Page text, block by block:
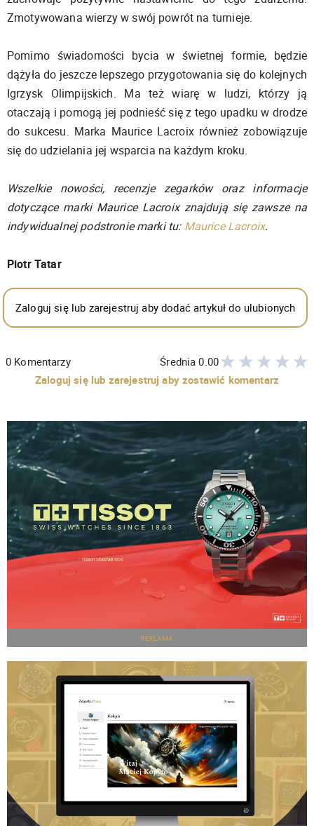
Zmotywowana wierzy w swój powrót na turnieje.
Pomimo świadomości bycia w świetnej formie, będzie
dążyła do jeszcze lepszego przygotowania się do kolejnych
Igrzysk Olimpijskich. Ma też wiarę w ludzi, którzy ją
otaczają i pomogą jej podnieść się z tego upadku w drodze
do sukcesu. Marka Maurice Lacroix również zobowiązuje
się do udzielania jej wsparcia na każdym kroku.
Wszelkie nowości, recenzje zegarków oraz informacje
dotyczące marki Maurice Lacroix znajdują się zawsze na
indywidualnej podstronie marki tu: Maurice Lacroix.
Piotr Tatar
Zaloguj się lub zarejestruj aby dodać artykuł do ulubionych
0 Komentarzy Średnia0.00
Zaloguj się lub zarejestruj aby zostawić komentarz
REKLAMA